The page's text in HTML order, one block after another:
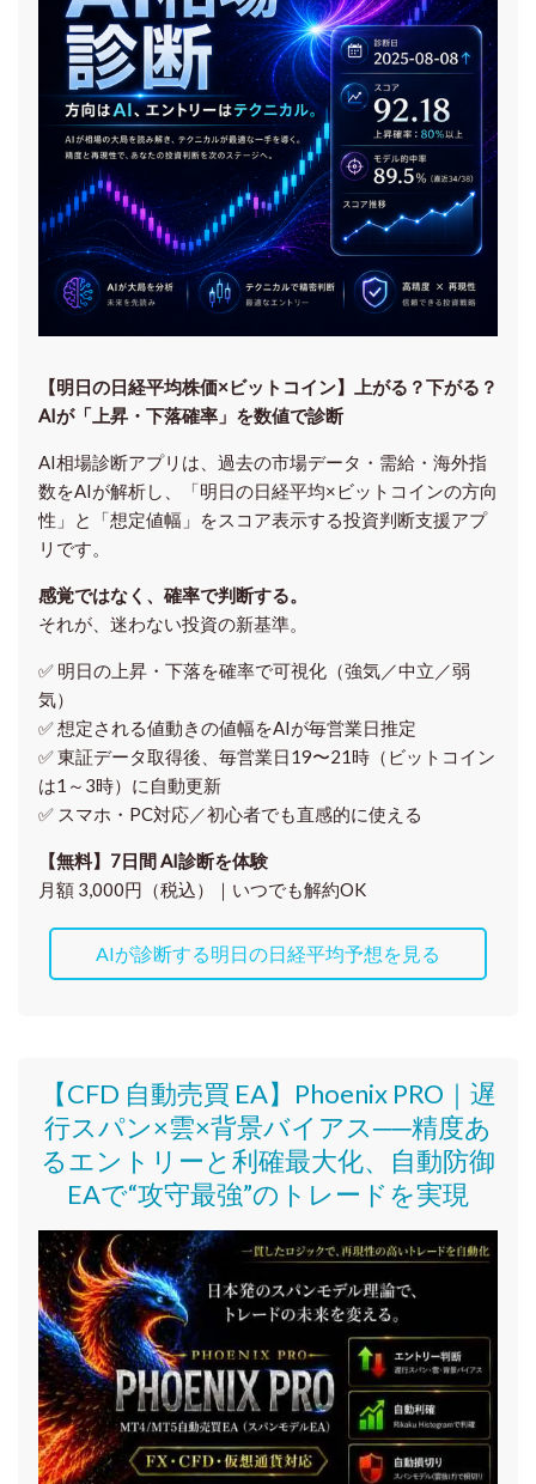
【明日の⽇経平均株価×ビットコイン】上がる？下がる？
AIが「上昇・下落確率」を数値で診断
AI相場診断アプリは、過去の市場データ・需給・海外指
数をAIが解析し、「明日の日経平均×ビットコインの方向
性」と「想定値幅」をスコア表示する投資判断支援アプ
リです。
感覚ではなく、確率で判断する。
それが、迷わない投資の新基準。
✅ 明日の上昇・下落を確率で可視化（強気／中立／弱
気）
✅ 想定される値動きの値幅をAIが毎営業日推定
✅ 東証データ取得後、 毎営業日19〜21時（ビットコイン
は1～3時）に自動更新
✅ スマホ・PC対応／初心者でも直感的に使える
【無料】7日間 AI診断を体験
月額 3,000円（税込）｜いつでも解約OK
AIが診断する明日の日経平均予想を見る
【CFD 自動売買 EA】Phoenix PRO｜遅
行スパン×雲×背景バイアス──精度あ
るエントリーと利確最大化、自動防御
EAで“攻守最強”のトレードを実現